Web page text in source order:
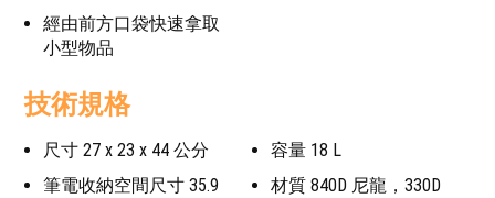
經由前方口袋快速拿取
小型物品
技術規格
尺寸 27 x 23 x 44 公分
筆電收納空間尺寸 35.9
容量 18 L
材質 840D 尼龍，330D